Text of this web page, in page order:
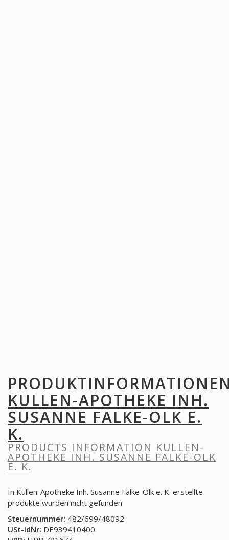
KULLEN-APOTHEKE INH.
SUSANNE FALKE-OLK E.
K.
PRODUCTS INFORMATION KULLEN-
APOTHEKE INH. SUSANNE FALKE-OLK
E. K.
In Kullen-Apotheke Inh. Susanne Falke-Olk e. K. erstellte
produkte wurden nicht gefunden
Steuernummer: 482/699/48092
USt-IdNr: DE939410400